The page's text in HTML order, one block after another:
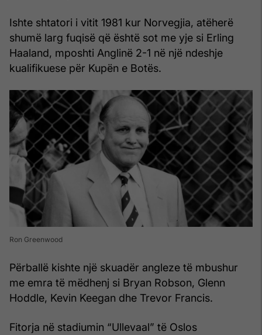
Ishte shtatori i vitit 1981 kur Norvegjia, atëherë
shumë larg fuqisë që është sot me yje si Erling
Haaland, mposhti Anglinë 2-1 në një ndeshje
kualifikuese për Kupën e Botës.
Ron Greenwood
Përballë kishte një skuadër angleze të mbushur
me emra të mëdhenj si Bryan Robson, Glenn
Hoddle, Kevin Keegan dhe Trevor Francis.
Fitorja në stadiumin “Ullevaal” të Oslos